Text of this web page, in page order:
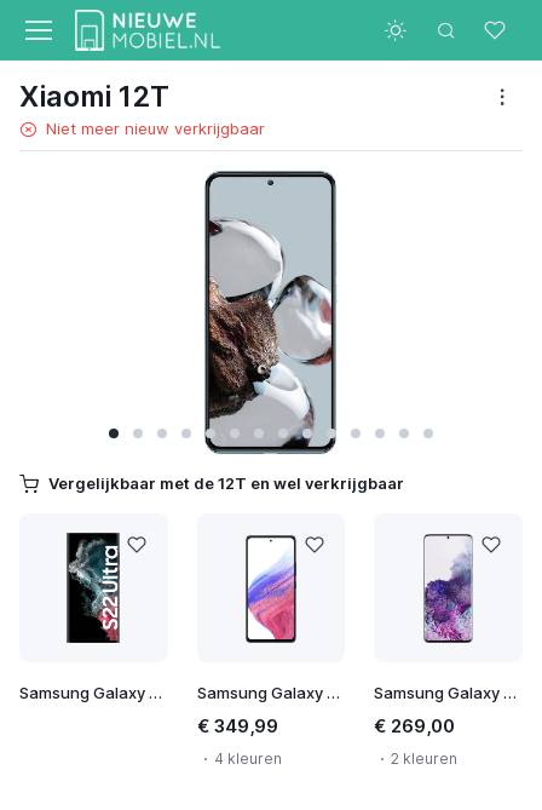
Xiaomi 12T
Niet meer nieuw verkrijgbaar
Vergelijkbaar met de 12T en wel verkrijgbaar
Samsung Galaxy S22 Ultra Samsung Galaxy A53 5G
€ 349,99
4 kleuren
Samsung Galaxy S20+ 5G
€ 269,00
2 kleuren